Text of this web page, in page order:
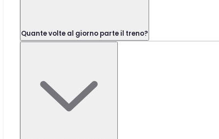
Quante volte al giorno parte il treno?